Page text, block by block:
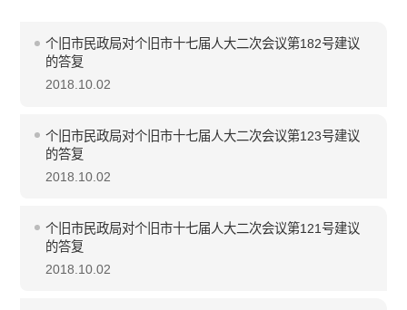
个旧市民政局对个旧市十七届人大二次会议第182号建议
的答复
2018.10.02
个旧市民政局对个旧市十七届人大二次会议第123号建议
的答复
2018.10.02
个旧市民政局对个旧市十七届人大二次会议第121号建议
的答复
2018.10.02